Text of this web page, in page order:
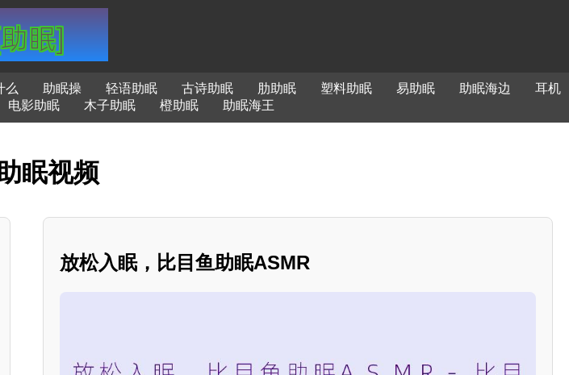
么 助眠操 轻语助眠 古诗助眠 肋助眠 塑料助眠 易助眠 助眠海边
耳机
电影助眠 木子助眠 橙助眠 助眠海王
眠视频
放松入眠，比目鱼助眠ASMR